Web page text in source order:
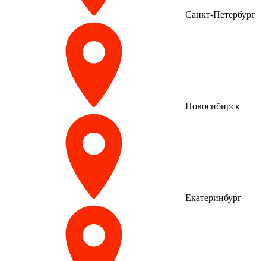
Санкт-Петербург
Новосибирск
Екатеринбург